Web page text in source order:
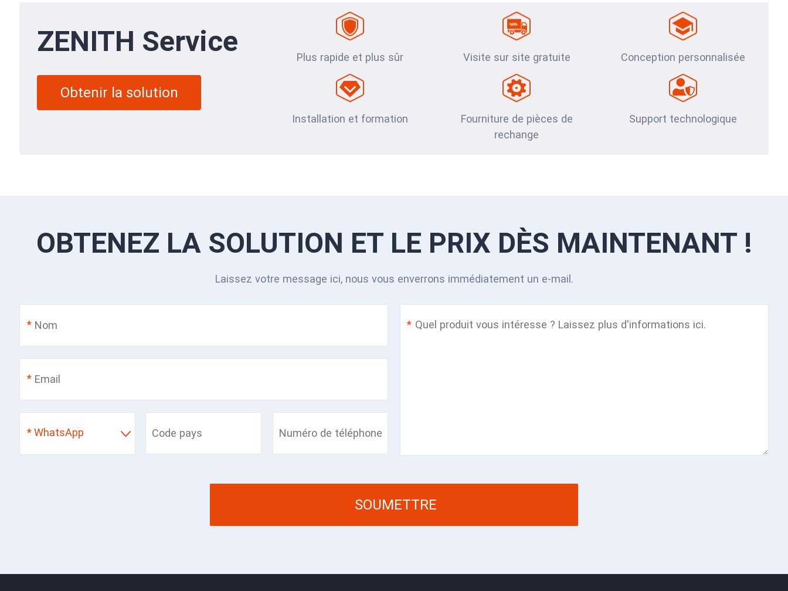
ZENITH Service
Obtenir la solution
Plus rapide et plus sûr Visite sur site gratuite Conception personnalisée
Installation et formation
Fourniture de pièces de
rechange
Support technologique
OBTENEZ LA SOLUTION ET LE PRIX DÈS MAINTENANT !
Laissez votre message ici, nous vous enverrons immédiatement un e-mail.
*
*
* WhatsApp
*